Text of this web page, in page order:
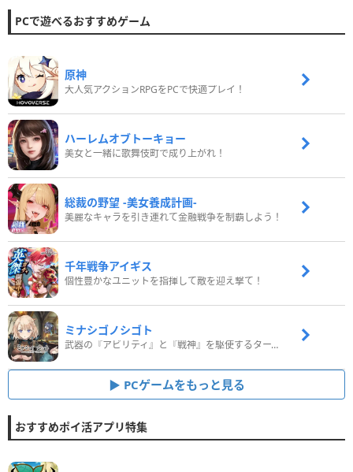
PCで遊べるおすすめゲーム
原神
大人気アクションRPGをPCで快適プレイ！
ハーレムオブトーキョー
美女と一緒に歌舞伎町で成り上がれ！
総裁の野望 -美女養成計画-
美麗なキャラを引き連れて金融戦争を制覇しよう！
千年戦争アイギス
個性豊かなユニットを指揮して敵を迎え撃て！
ミナシゴノシゴト
武器の『アビリティ』と『戦神』を駆使するターン制コマンドバトルRPG！
PCゲームをもっと見る
おすすめポイ活アプリ特集